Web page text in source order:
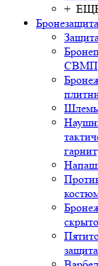
+
Бронезащита
СВМП,
Шлемы